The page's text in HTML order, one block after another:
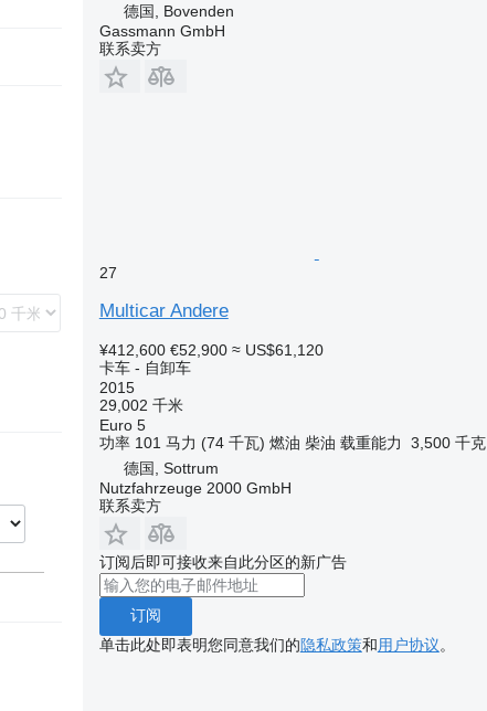
德国, Bovenden
Gassmann GmbH
联系卖方
27
Multicar Andere
¥412,600 €52,900 ≈ US$61,120
卡车 - 自卸车
2015
29,002 千米
Euro 5
功率 101 马力 (74 千瓦) 燃油 柴油 载重能力 3,500 千克
德国, Sottrum
Nutzfahrzeuge 2000 GmbH
联系卖方
订阅后即可接收来自此分区的新广告
订阅
单击此处即表明您同意我们的隐私政策和用户协议。